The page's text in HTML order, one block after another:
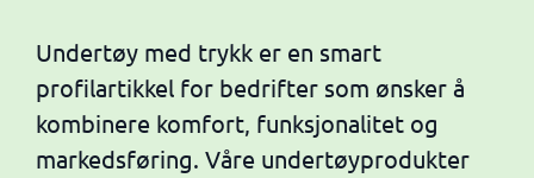
Undertøy med trykk er en smart
profilartikkel for bedrifter som ønsker å
kombinere komfort, funksjonalitet og
markedsføring. Våre undertøyprodukter